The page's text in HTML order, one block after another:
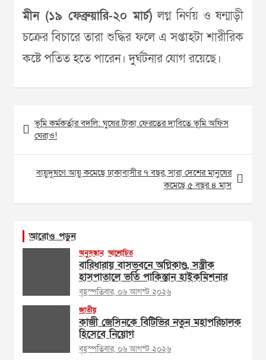
মীন (১৯ ফেব্রুয়ারি-২০ মার্চ) লগ্ন নির্ণয় ও ষন্মাড়ী
চক্রের বিচারে তারা শুদ্ধির ফলে এ সপ্তাহটা শারীরিক
কষ্টে পতিত হতে পারেন। দুর্ঘটনার যোগ রয়েছে।
Post
navigation
ভূমি কর্মকর্তার বদলি: ঘুষের টাকা ফেরতের দাবিতে ভূমি অফিস
ঘেরাও!
বায়ুদূষণে আয়ু কমেছে ঢাকাবাসীর ৭ বছর, সারা দেশের মানুষের
কমেছে ৫ বছর ৪ মাস
আরোও পড়ুন
অনুসন্ধান আলোচিত
বারিধারায় বাসভবনে অগ্নিকাণ্ড, সস্ত্রীক
হাসপাতালে ভর্তি পাকিস্তান হাইকমিশনার
বৃহস্পতিবার, ০৬ আগস্ট ২০২৬
জাতীয়
কাজী জেসিনকে বিটিভির নতুন মহাপরিচালক
হিসেবে নিয়োগ
বৃহস্পতিবার, ০৬ আগস্ট ২০২৬